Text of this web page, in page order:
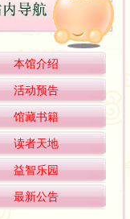
本馆介绍
活动预告
馆藏书籍
读者天地
益智乐园
最新公告